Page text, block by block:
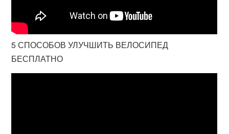
5 СПОСОБОВ УЛУЧШИТЬ ВЕЛОСИПЕД
БЕСПЛАТНО